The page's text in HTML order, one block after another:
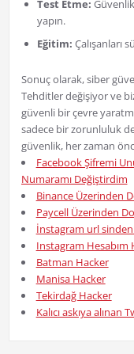
Test Etme:
yapın.
Eğitim: Çalışanları
Sonuç olarak, siber
Tehditler değişiyor ve
güvenli bir çevre
sadece bir zorunluluk
güvenlik, her zaman
Facebook Şifremi
Numaramı Değiştirdim
Binance Üzerinden
Paycell Üzerinden
İnstagram url
Instagram Hesabım
Batman Hacker
Manisa Hacker
Tekirdağ Hacker
Kalıcı askıya alınan